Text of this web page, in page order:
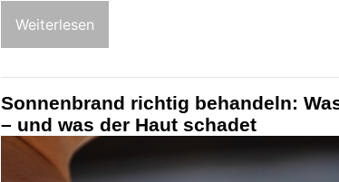
Weiterlesen
Sonnenbrand richtig behandeln:
– und was der Haut schadet